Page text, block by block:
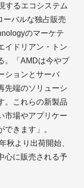
するエコシステム
ーバルな独占販売
のマーケテ
イドリアン・トン
。「AMDは今やプ
ションとサーバ
先端のソリューシ
。これらの新製品
市場やアプリケー
きます」。
秋より出荷開始、
心に販売される予